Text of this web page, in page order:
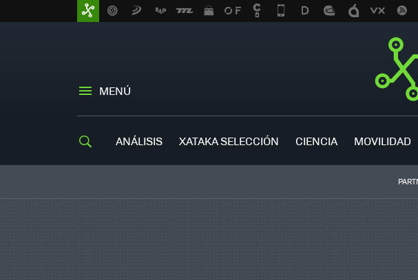
MENÚ
ANÁLISIS XATAKA SELECCIÓN CIENCIA MOVILIDAD